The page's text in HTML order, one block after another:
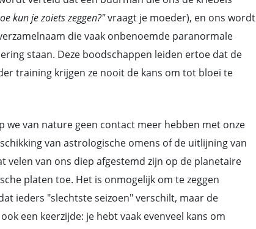
kun je zoiets zeggen?"vraagt je moeder), en ons wordt
die vaak onbenoemde paranormale
staan. Deze boodschappen leiden ertoe dat de
training krijgen ze nooit de kans om tot bloei te
we van nature geen contact meer hebben met onze
van astrologische omens of de uitlijning van
velen van ons diep afgestemd zijn op de planetaire
platen toe. Het is onmogelijk om te zeggen
ieders "slechtste seizoen" verschilt, maar de
een keerzijde: je hebt vaak evenveel kans om